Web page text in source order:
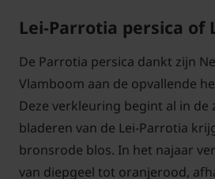
Lei-Parrotia persica of
De Parrotia persica dankt zijn
Vlamboom aan de opvallende
Deze verkleuring begint al in de
bladeren van de Lei-Parrotia
bronsrode blos. In het najaar
van diepgeel tot oranjerood,